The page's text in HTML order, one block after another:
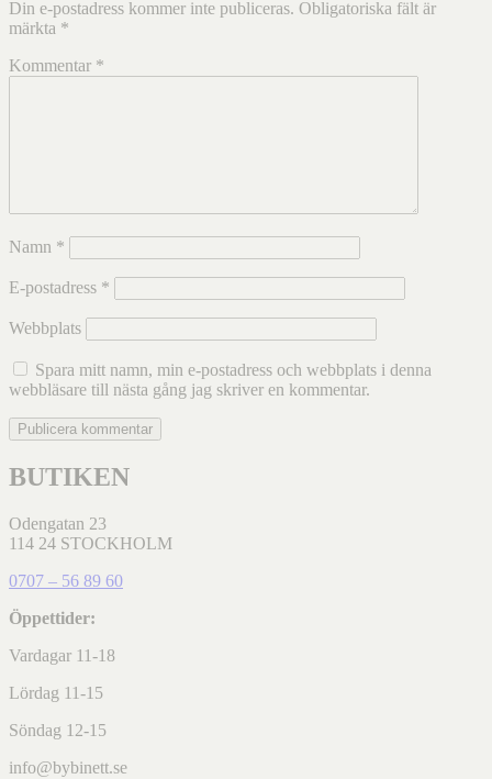
Din e-postadress kommer inte publiceras. Obligatoriska fält är
märkta *
Kommentar *
Namn *
E-postadress *
Webbplats
Spara mitt namn, min e-postadress och webbplats i denna
webbläsare till nästa gång jag skriver en kommentar.
BUTIKEN
Odengatan 23
114 24 STOCKHOLM
0707 – 56 89 60
Öppettider:
Vardagar 11-18
Lördag 11-15
Söndag 12-15
info@bybinett.se